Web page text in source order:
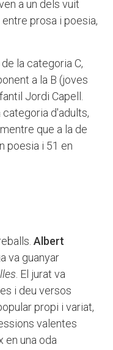
a un dels vuit
prosa i poesia,
la categoria C,
a la B (joves
Jordi Capell.
d'adults,
que a la de
poesia i 51 en
Albert
va guanyar
. El jurat va
i deu versos
propi i variat,
valentes
en una oda